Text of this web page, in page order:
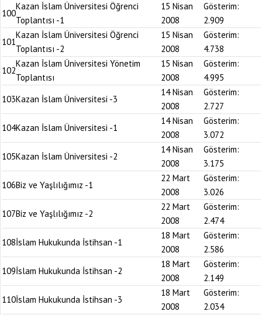
100
Kazan İslam Üniversitesi Öğrenci
Toplantısı -1
15 Nisan
2008
Gösterim:
2.909
101
Kazan İslam Üniversitesi Öğrenci
Toplantısı -2
15 Nisan
2008
Gösterim:
4.738
102
Kazan İslam Üniversitesi Yönetim
Toplantısı
15 Nisan
2008
Gösterim:
4.995
103Kazan İslam Üniversitesi -3
14 Nisan
2008
Gösterim:
2.727
104Kazan İslam Üniversitesi -1
14 Nisan
2008
Gösterim:
3.072
105Kazan İslam Üniversitesi -2
14 Nisan
2008
Gösterim:
3.175
106Biz ve Yaşlılığımız -1
22 Mart
2008
Gösterim:
3.026
107Biz ve Yaşlılığımız -2
22 Mart
2008
Gösterim:
2.474
108İslam Hukukunda İstihsan -1
18 Mart
2008
Gösterim:
2.586
109İslam Hukukunda İstihsan -2
18 Mart
2008
Gösterim:
2.149
110İslam Hukukunda İstihsan -3
18 Mart
2008
Gösterim:
2.034